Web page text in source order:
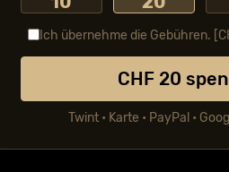
Ich übernehme die Gebühren.
CHF 20
Twint • Karte • PayPal •